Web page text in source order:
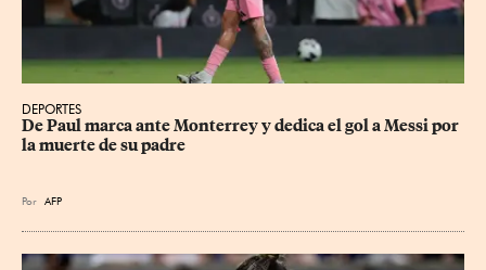
DEPORTES
De Paul marca ante Monterrey y dedica el gol a Messi por
la muerte de su padre
Por AFP